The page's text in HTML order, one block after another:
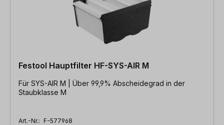
Festool Hauptfilter HF-SYS-AIR M
Für SYS-AIR M | Über 99,9% Abscheidegrad in der
Staubklasse M
Art.-Nr.: F-577968